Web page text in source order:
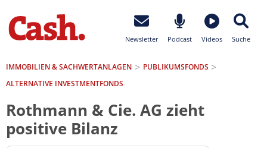
Newsletter Podcast Videos Suche
IMMOBILIEN & SACHWERTANLAGEN
PUBLIKUMSFONDS
ALTERNATIVE INVESTMENTFONDS
Rothmann & Cie. AG zieht
positive Bilanz